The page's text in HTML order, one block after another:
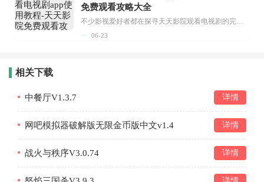
免费观看攻略大全
06-23
相关下载
中餐厅V1.3.7 详情
网吧模拟器破解版无限金币版中文v1.4 详情
战火与秩序V3.0.74 详情
详情